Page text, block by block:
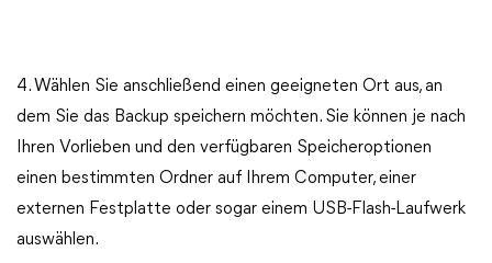
4. Wählen Sie anschließend einen geeigneten Ort aus, an
dem Sie das Backup speichern möchten. Sie können je nach
Ihren Vorlieben und den verfügbaren Speicheroptionen
einen bestimmten Ordner auf Ihrem Computer, einer
externen Festplatte oder sogar einem USB-Flash-Laufwerk
auswählen.